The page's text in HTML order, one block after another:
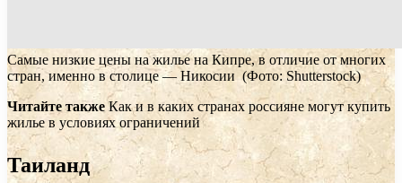
Самые низкие цены на жилье на Кипре, в отличие от многих
стран, именно в столице — Никосии(Фото: Shutterstock)
Читайте такжеКак и в каких странах россияне могут купить
жилье в условиях ограничений
Таиланд